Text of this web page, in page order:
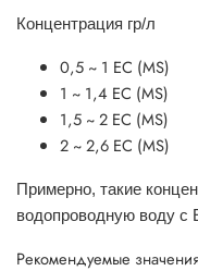
Концентрация гр/л
0,5 ~ 1 ЕС (MS)
1 ~ 1,4 ЕС (MS)
1,5 ~ 2 ЕС (MS)
2 ~ 2,6 ЕС (MS)
Примерно, такие
водопроводную воду с
Рекомендуемые